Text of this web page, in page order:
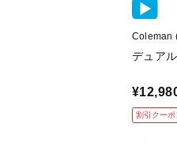
Coleman
デュア
割引クーポ